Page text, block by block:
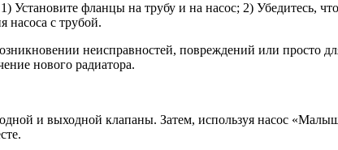
фланцы на трубу и на насос; 2) Убедитесь,
насоса с трубой.
неисправностей, повреждений или просто
нового радиатора.
и выходной клапаны. Затем, используя насос